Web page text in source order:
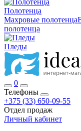
Полотенца
Махровые полотенца
полотенца
Пледы
0
Телефоны
+375 (33) 650-09-55
Отдел продаж
Личный кабинет